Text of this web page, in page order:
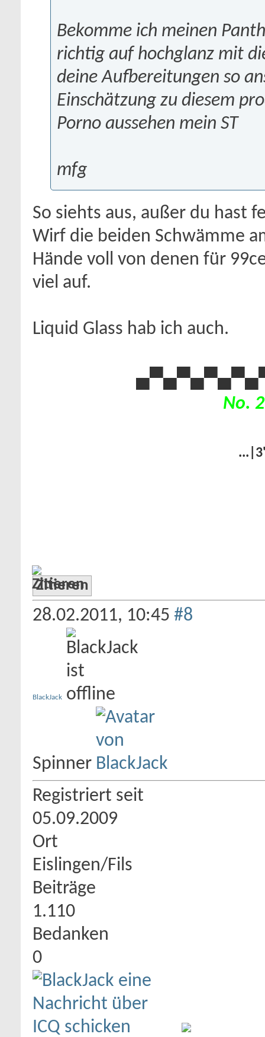
Bekomme ich meinen
richtig auf hochglanz mit
deine Aufbereitungen so
Einschätzung zu diesem
Porno aussehen mein ST
mfg
So siehts aus, außer du hast
Wirf die beiden Schwämme
Hände voll von denen für
viel auf.
Liquid Glass hab ich auch.
▄▀▄▀▄
No.
Zitieren
28.02.2011, 10:45 #8
BlackJack
Spinner
Registriert seit
05.09.2009
Ort
Eislingen/Fils
Beiträge
1.110
Bedanken
0